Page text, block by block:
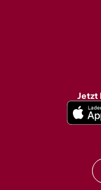
Jetzt